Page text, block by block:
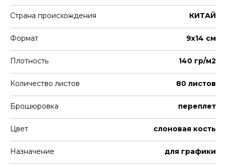
Страна происхождения КИТАЙ
Формат 9х14 см
Плотность 140 гр/м2
Количество листов 80 листов
Брошюровка переплет
Цвет слоновая кость
Назначение для графики